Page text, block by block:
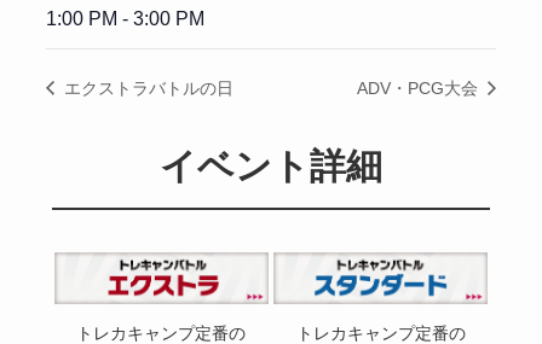
1:00 PM - 3:00 PM
エクストラバトルの日 ADV・PCG大会
イベント詳細
トレカキャンプ定番の
トレカキャンプ定番の